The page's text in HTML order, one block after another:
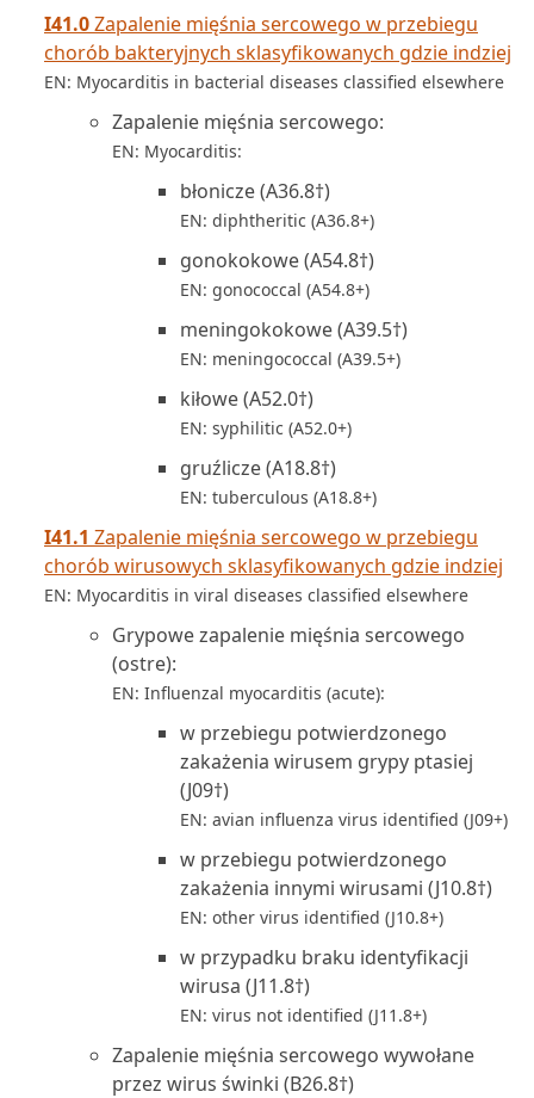
I41.0Zapalenie mięśnia sercowego w przebiegu
chorób bakteryjnych sklasyfikowanych gdzie indziej
EN: Myocarditis in bacterial diseases classified elsewhere
Zapalenie mięśnia sercowego:
EN: Myocarditis:
błonicze (A36.8†)
EN: diphtheritic (A36.8+)
gonokokowe (A54.8†)
EN: gonococcal (A54.8+)
meningokokowe (A39.5†)
EN: meningococcal (A39.5+)
kiłowe (A52.0†)
EN: syphilitic (A52.0+)
gruźlicze (A18.8†)
EN: tuberculous (A18.8+)
I41.1 Zapalenie mięśnia sercowego w przebiegu
chorób wirusowych sklasyfikowanych gdzie indziej
EN: Myocarditis in viral diseases classified elsewhere
Grypowe zapalenie mięśnia sercowego
(ostre):
EN: Influenzal myocarditis (acute):
w przebiegu potwierdzonego
zakażenia wirusem grypy ptasiej
(J09†)
EN: avian influenza virus identified (J09+)
w przebiegu potwierdzonego
zakażenia innymi wirusami (J10.8†)
EN: other virus identified (J10.8+)
w przypadku braku identyfikacji
wirusa (J11.8†)
EN: virus not identified (J11.8+)
Zapalenie mięśnia sercowego wywołane
przez wirus świnki (B26.8†)